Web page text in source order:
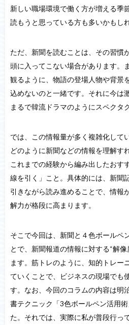
新しい職場環境で働く方が増える季
読もうと思っている方も多いかもし
ただ、新聞を読むことは、その習慣
頭に入ってこない場合があります。
観るように、物語の登場人物や背景
込めないのと一緒です。それに今は
まるで韓流ドラマのようにスペクタ
では、この情報量が多く複雑化して
どのように新聞などの情報を理解す
これまでの経験から編み出したおす
線を引く」こと。具体的には、新聞
引きながら読み進めることで、情報
解力が格段に高まります。
そこで今回は、新聞と４色ボールペ
とで、新聞報道の情報に対する“解
ます。筋トレのように、知的トレー
ていくことで、ビジネスの現場でも
す。なお、今回のコラムの内容は明
書テクニック「3色ボールペン活用
た。それでは、実際に私が普段行っ